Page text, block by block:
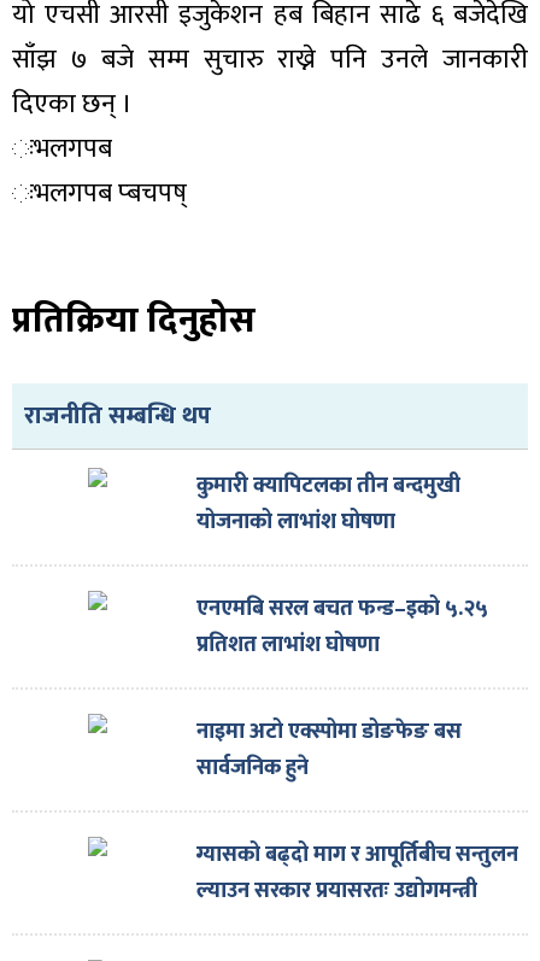
यो एचसी आरसी इजुकेशन हब बिहान साढे ६ बजेदेखि
साँझ ७ बजे सम्म सुचारु राख्ने पनि उनले जानकारी
दिएका छन् ।
ःभलगपब
ःभलगपब प्बचपष्
प्रतिक्रिया दिनुहोस
राजनीति सम्बन्धि थप
कुमारी क्यापिटलका तीन बन्दमुखी
योजनाको लाभांश घोषणा
एनएमबि सरल बचत फन्ड–इको ५.२५
प्रतिशत लाभांश घोषणा
नाइमा अटो एक्स्पोमा डोङफेङ बस
सार्वजनिक हुने
ग्यासको बढ्दो माग र आपूर्तिबीच सन्तुलन
ल्याउन सरकार प्रयासरतः उद्योगमन्त्री